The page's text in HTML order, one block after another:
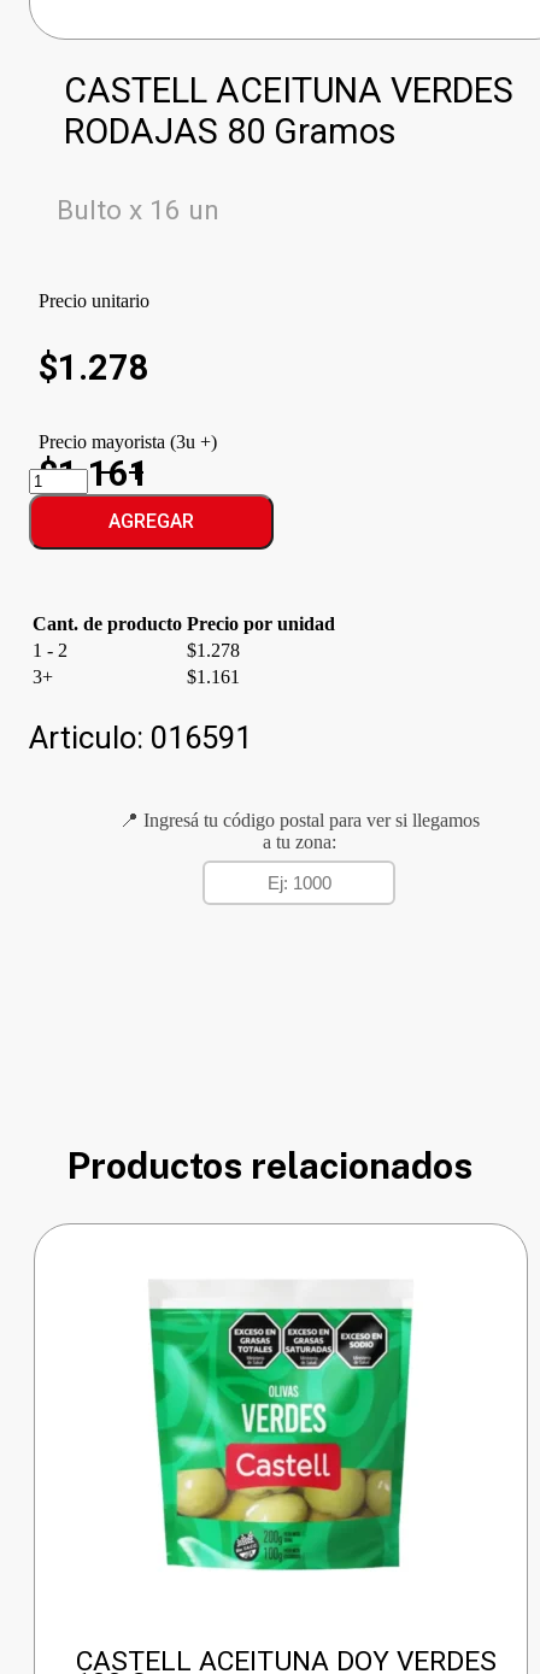
CASTELL ACEITUNA VERDES
RODAJAS 80 Gramos
Bulto x 16 un
Precio unitario
$1.278
Precio mayorista (3u +)
$1.161
CASTELL
ACEITUNA
VERDES
RODAJAS
cantidad
AGREGAR
Cant. de producto Precio por unidad
1 - 2
$1.278
3+
$1.161
Articulo: 016591
📍 Ingresá tu código postal para ver si llegamos
a tu zona:
Productos relacionados
CASTELL ACEITUNA DOY VERDES